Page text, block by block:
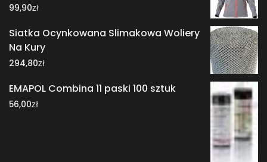
99,90zł
Siatka Ocynkowana Slimakowa Woliery
Na Kury
294,80zł
EMAPOL Combina 11 paski 100 sztuk
56,00zł